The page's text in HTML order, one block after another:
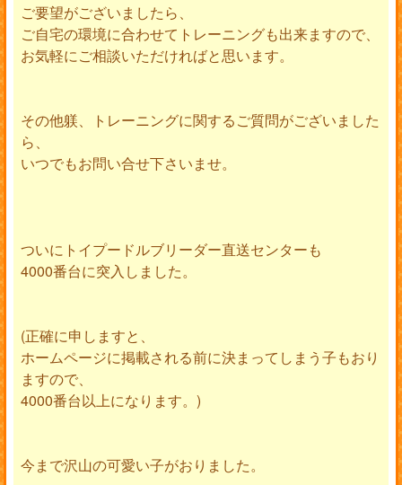
ご要望がございましたら、
ご自宅の環境に合わせてトレーニングも出来ますので、
お気軽にご相談いただければと思います。
その他躾、トレーニングに関するご質問がございました
ら、
いつでもお問い合せ下さいませ。
ついにトイプードルブリーダー直送センターも
4000番台に突入しました。
(正確に申しますと、
ホームページに掲載される前に決まってしまう子もおり
ますので、
4000番台以上になります。)
今まで沢山の可愛い子がおりました。